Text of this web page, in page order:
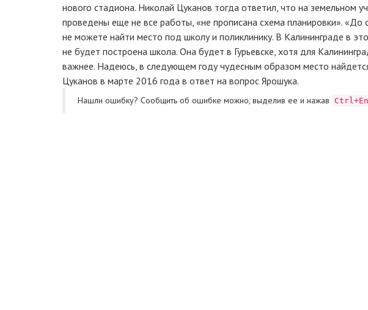
нового стадиона. Николай Цуканов тогда ответил, что на земельном
проведены еще не все работы, «не прописана схема планировки». «До
не можете найти место под школу и поликлинику. В Калининграде в
не будет построена школа. Она будет в Гурьевске, хотя для
важнее. Надеюсь, в следующем году чудесным образом место
Цуканов в марте 2016 года в ответ на вопрос Ярошука.
Нашли ошибку? Cообщить об ошибке можно, выделив ее и нажав